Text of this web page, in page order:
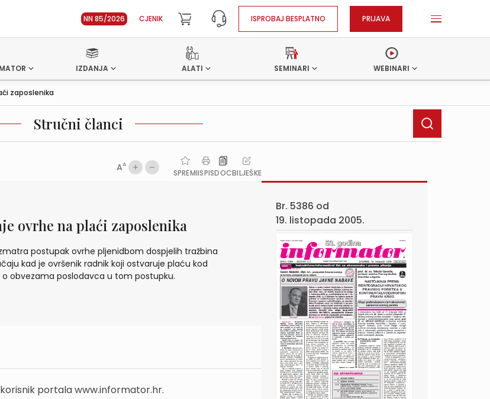
NN 85/2026 CJENIK ISPROBAJ BESPLATNO PRIJAVA
IZDANJA ALATI SEMINARI WEBINARI
zaposlenika
Stručni članci
AA
SPREMIISPISDOCBILJEŠKE
ovrhe na plaći zaposlenika
postupak ovrhe pljenidbom dospjelih tražbina
kad je ovršenik radnik koji ostvaruje plaću kod
obvezama poslodavca u tom postupku.
portala www.informator.hr.
Br. 5386 od
19. listopada 2005.